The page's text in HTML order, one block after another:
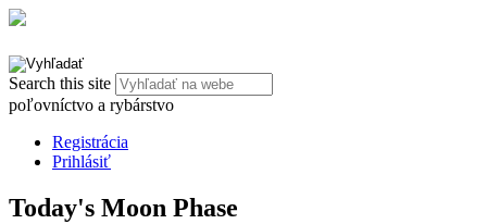
Search this site
poľovníctvo a rybárstvo
Registrácia
Prihlásiť
Today's Moon Phase